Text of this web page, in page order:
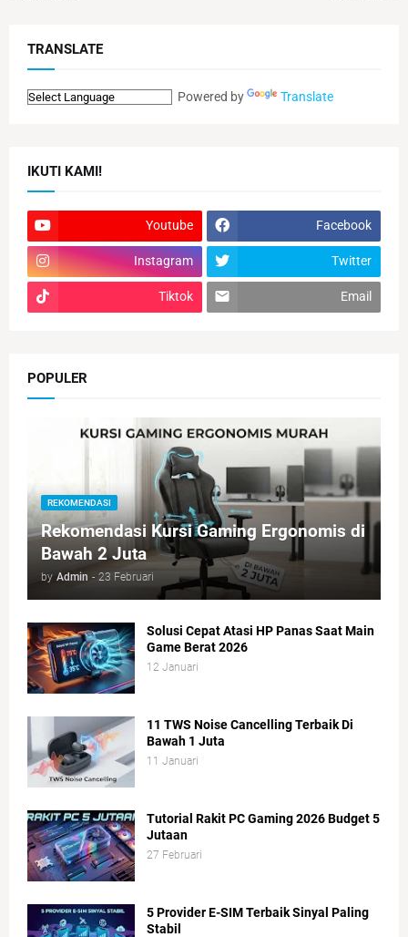
TRANSLATE
Powered by Translate
IKUTI KAMI!
Youtube Facebook
Instagram Twitter
Tiktok Email
POPULER
REKOMENDASI
Rekomendasi Kursi Gaming Ergonomis di
Bawah 2 Juta
by Admin - 23 Februari
Solusi Cepat Atasi HP Panas Saat Main
Game Berat 2026
12 Januari
11 TWS Noise Cancelling Terbaik Di
Bawah 1 Juta
11 Januari
Tutorial Rakit PC Gaming 2026 Budget 5
Jutaan
27 Februari
5 Provider E-SIM Terbaik Sinyal Paling
Stabil